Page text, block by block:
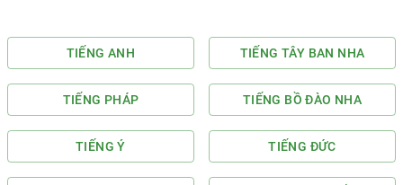
TIẾNG ANH TIẾNG TÂY BAN NHA
TIẾNG PHÁP TIẾNG BỒ ĐÀO NHA
TIẾNG Ý TIẾNG ĐỨC